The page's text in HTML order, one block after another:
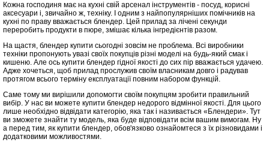
Кожна господиня має на кухні свій арсенал інструментів - посуд, корисні
аксесуари і, звичайно ж, техніку. І одним з найпопулярніших помічників на
кухні по праву вважається блендер. Цей прилад за лічені секунди
переробить продукти в пюре, змішає кілька інгредієнтів разом.
На щастя, блендер купити сьогодні зовсім не проблема. Всі виробники
техніки пропонують увазі своїх покупців різні моделі на будь-який смак і
кишеню. Але ось купити блендер гідної якості до сих пір вважається удачею.
Адже хочеться, щоб прилад прослужив своїм власникам довго і радував
протягом всього терміну експлуатації повним набором функцій.
Саме тому ми вирішили допомогти своїм покупцям зробити правильний
вибір. У нас ви можете купити блендер недорого відмінної якості. Для цього
лише необхідно відвідати категорію, яка так і називається «Блендери». Тут
ви зможете знайти ту модель, яка буде відповідати всім вашим вимогам. Ну
а перед тим, як купити блендер, обов'язково ознайомтеся з їх різновидами і
додатковими можливостями.